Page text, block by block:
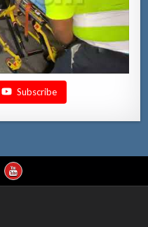
Subscribe